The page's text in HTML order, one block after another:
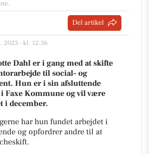
.
Del artikel
2023 - kl. 12:36
Dahl er i gang med at skifte
til social- og
Hun er i sin afsluttende
Faxe Kommune og vil være
i december.
har hun fundet arbejdet i
og opfordrer andre til at